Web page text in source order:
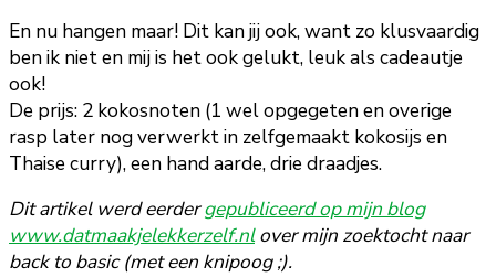
En nu hangen maar! Dit kan jij ook, want zo klusvaardig
ben ik niet en mij is het ook gelukt, leuk als cadeautje
ook!
De prijs: 2 kokosnoten (1 wel opgegeten en overige
rasp later nog verwerkt in zelfgemaakt kokosijs en
Thaise curry), een hand aarde, drie draadjes.
Dit artikel werd eerdergepubliceerd op mijn blog
www.datmaakjelekkerzelf.nlover mijn zoektocht naar
back to basic (met een knipoog ;).